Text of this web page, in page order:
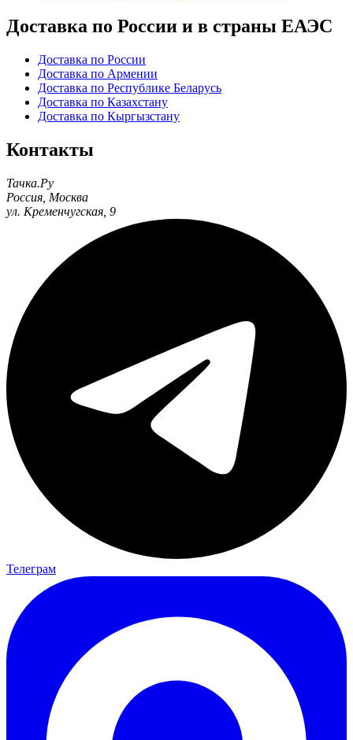
Доставка по России и в страны ЕАЭС
Доставка по России
Доставка по Армении
Доставка по Республике Беларусь
Доставка по Казахстану
Доставка по Кыргызстану
Контакты
Тачка.Ру
Россия Москва
ул. Кременчугская, 9
Телеграм